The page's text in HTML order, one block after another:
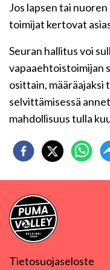
Jos lapsen tai
toimijat kertovat
Seuran hallitus voi
vapaaehtoistoimijan
osittain, määräajaksi
selvittämisessä
mahdollisuus tulla
Tietosuojaseloste